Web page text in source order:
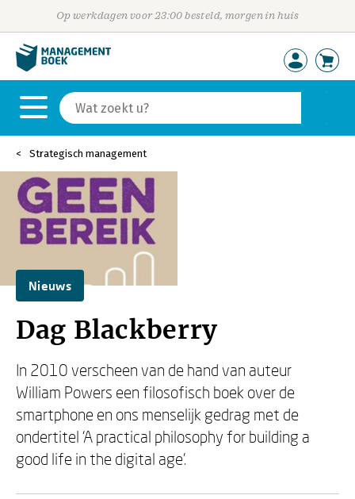
Op werkdagen voor 23:00 besteld, morgen in huis
Strategisch management
Nieuws
Dag Blackberry
In 2010 verscheen van de hand van auteur
William Powers een filosofisch boek over de
smartphone en ons menselijk gedrag met de
ondertitel ‘A practical philosophy for building a
good life in the digital age’.